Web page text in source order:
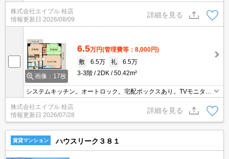
チン。オートロック。TVモニターホン有。両面バルコニーで通風良
好。TVモニターホン有。エアコン1基付き。宅配ボックスあり。
株式会社エイブル 桂店
情報更新日 2026/08/09
詳細を見る
画像：17枚
6.5万円(管理費等：8,000円)
敷
6.5万 礼
6.5万
3-3階
2DK 50.42m²
システムキッチン。オートロック。宅配ボックスあり。TVモニター
ホン有。室内洗濯機置場。駐車場は敷地内。
株式会社エイブル 桂店
情報更新日 2026/07/28
詳細を見る
賃貸マンション ハウスリーク３８１